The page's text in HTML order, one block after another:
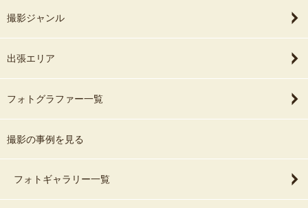
撮影ジャンル
出張エリア
フォトグラファー一覧
撮影の事例を見る
フォトギャラリー一覧